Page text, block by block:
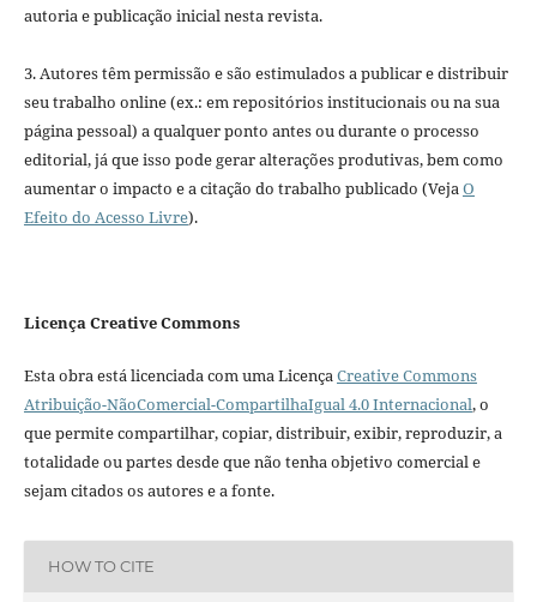
autoria e publicação inicial nesta revista.
3. Autores têm permissão e são estimulados a publicar e distribuir
seu trabalho online (ex.: em repositórios institucionais ou na sua
página pessoal) a qualquer ponto antes ou durante o processo
editorial, já que isso pode gerar alterações produtivas, bem como
aumentar o impacto e a citação do trabalho publicado (VejaO
Efeito do Acesso Livre).
Licença Creative Commons
Esta obra está licenciada com uma LicençaCreative Commons
Atribuição-NãoComercial-CompartilhaIgual 4.0 Internacional, o
que permite compartilhar, copiar, distribuir, exibir, reproduzir, a
totalidade ou partes desde que não tenha objetivo comercial e
sejam citados os autores e a fonte.
HOW TO CITE